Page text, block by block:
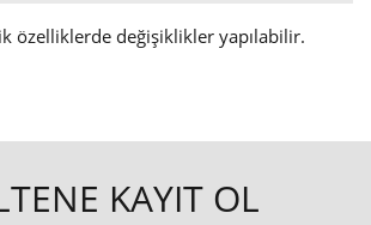
özelliklerde değişiklikler yapılabilir.
KAYIT OL